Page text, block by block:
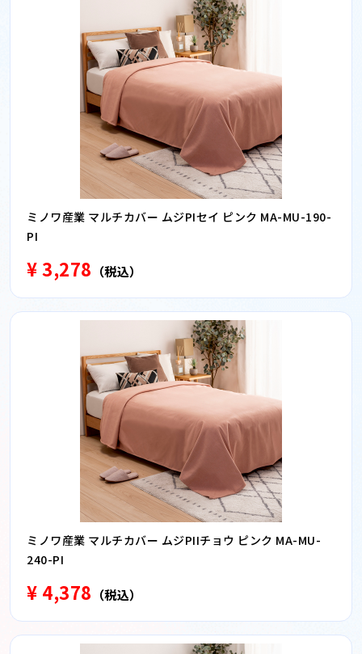
ミノワ産業 マルチカバー ムジPIセイ ピンク MA-MU-190-
PI
¥ 3,278 （税込）
ミノワ産業 マルチカバー ムジPIIチョウ ピンク MA-MU-
240-PI
¥ 4,378 （税込）